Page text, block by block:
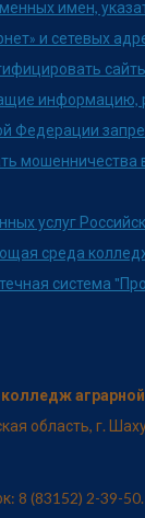
имен,
и сетевых
информацию,
Федерации
мошенничества
услуг
среда
система
область, г.
8 (83152) 2-39-50.